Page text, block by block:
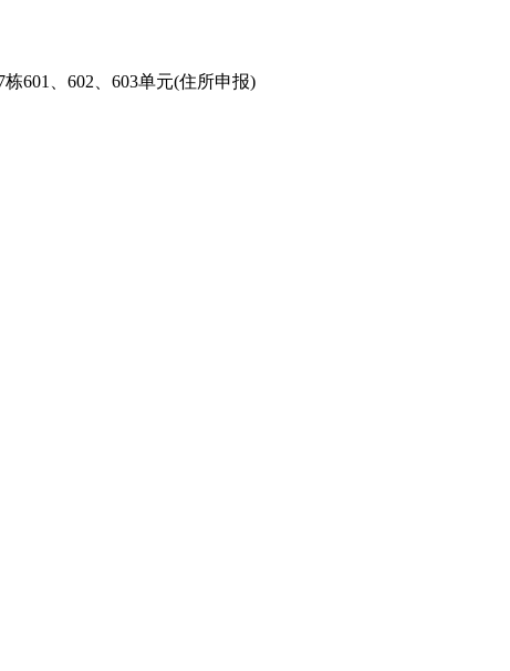
601、602、603单元(住所申报)